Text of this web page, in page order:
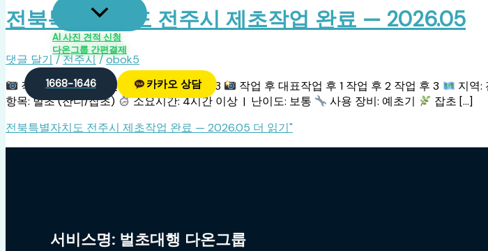
AI 사진 견적 신청
다온그룹 간편결제
1668-1646 카카오 상담
전북특별자치도 전주시 제초작업 완료 — 2026.05
댓글 달기 /전주시/obok5
작업 전 대표작업 전 1 작업 전 2 작업 전 3
작업 후 대표작업 후 1 작업 후 2 작업 후 3 지역:
항목: 벌초 (잔디/잡초)
소요시간: 4시간 이상 | 난이도: 보통 사용 장비: 예초기
잡초 […]
전북특별자치도 전주시 제초작업 완료 — 2026.05 더 읽기"
서비스명: 벌초대행 다온그룹